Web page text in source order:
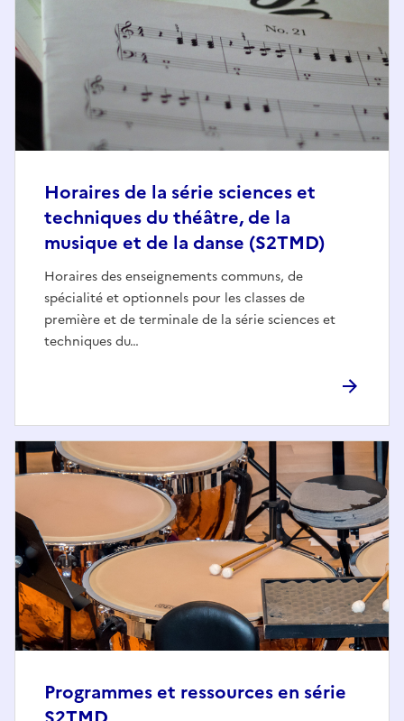
Horaires de la série sciences et
techniques du théâtre, de la
musique et de la danse (S2TMD)
Horaires des enseignements communs, de
spécialité et optionnels pour les classes de
première et de terminale de la série sciences et
techniques du…
Programmes et ressources en série